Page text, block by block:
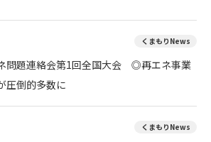
くまもりNews
問題連絡会第1回全国大会 ◎再エネ事業
圧倒的多数に
くまもりNews